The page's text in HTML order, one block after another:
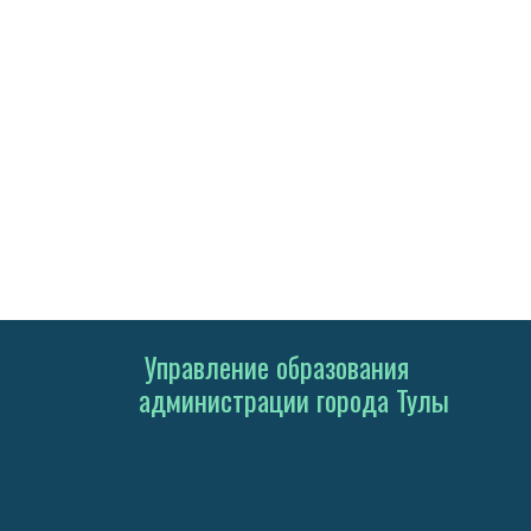
Управление образования
администрации города Тулы